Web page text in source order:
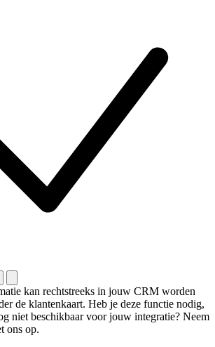
kan rechtstreeks in jouw CRM worden
de klantenkaart. Heb je deze functie nodig,
niet beschikbaar voor jouw integratie? Neem
ons op.